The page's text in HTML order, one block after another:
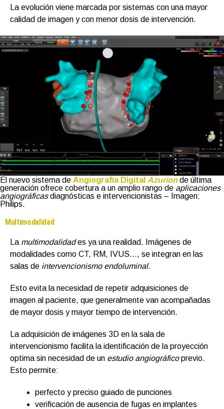
La evolución viene marcada por sistemas con una mayor
calidad de imagen y con menor dosis de intervención.
El nuevo sistema de Angiografía Digital Azurion de última
generación ofrece cobertura a un amplio rango de aplicaciones
angiográficasdiagnósticas e intervencionistas – Imagen:
Philips.
Multimodalidad
La multimodalidades ya una realidad. Imágenes de
modalidades como CT, RM, IVUS…, se integran en las
salas de intervencionismo endoluminal.
Esto evita la necesidad de repetir adquisiciones de
imagen al paciente, que generalmente van acompañadas
de mayor dosis y mayor tiempo de intervención.
La adquisición de imágenes 3D en la sala de
intervencionismo facilita la identificación de la proyección
optima sin necesidad de un estudio angiográficoprevio.
Esto permite:
perfecto y preciso guiado de punciones
verificación de ausencia de fugas en implantes